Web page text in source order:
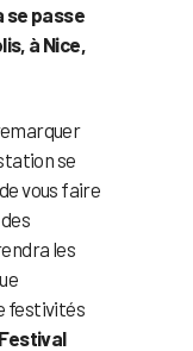
se passe
à Nice,
se
vous faire
les
festivités